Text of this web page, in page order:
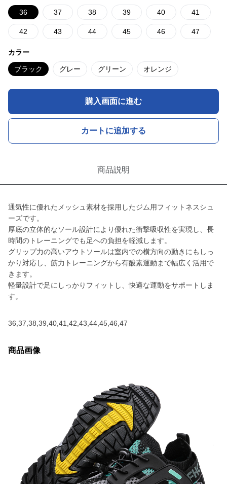
36 37 38 39 40 41
42 43 44 45 46 47
カラー
ブラック グレー グリーン オレンジ
購入画面に進む
カートに追加する
商品説明
通気性に優れたメッシュ素材を採用したジム用フィットネスシュ
ーズです。
厚底の立体的なソール設計により優れた衝撃吸収性を実現し、長
時間のトレーニングでも足への負担を軽減します。
グリップ力の高いアウトソールは室内での横方向の動きにもしっ
かり対応し、筋力トレーニングから有酸素運動まで幅広く活用で
きます。
軽量設計で足にしっかりフィットし、快適な運動をサポートしま
す。
36,37,38,39,40,41,42,43,44,45,46,47
商品画像